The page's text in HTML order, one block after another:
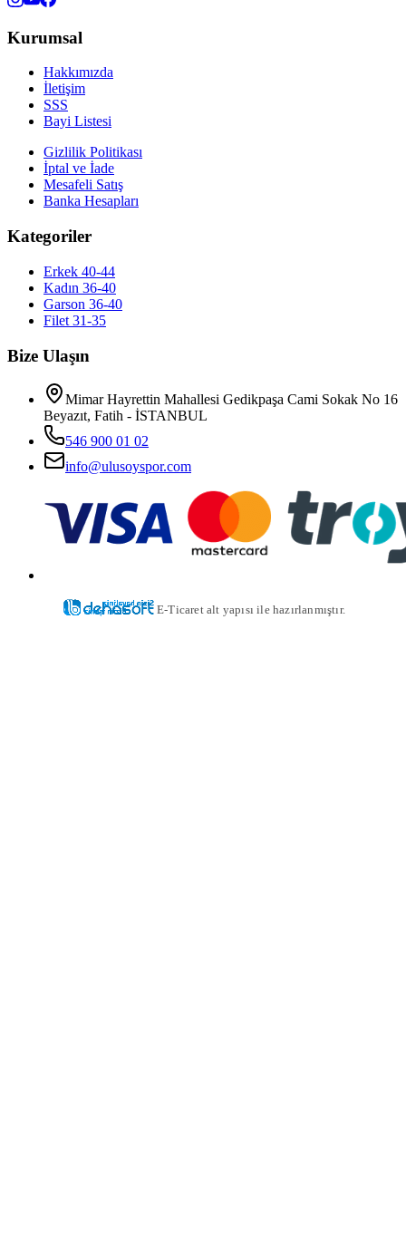
Kurumsal
Hakkımızda
İletişim
SSS
Bayi Listesi
Gizlilik Politikası
İptal ve İade
Mesafeli Satış
Banka Hesapları
Kategoriler
Erkek 40-44
Kadın 36-40
Garson 36-40
Filet 31-35
Bize Ulaşın
Mimar Hayrettin Mahallesi Gedikpaşa Cami Sokak No 16
Beyazıt, Fatih - İSTANBUL
546 900 01 02
info@ulusoyspor.com
E-Ticaret alt yapısı ile hazırlanmıştır.